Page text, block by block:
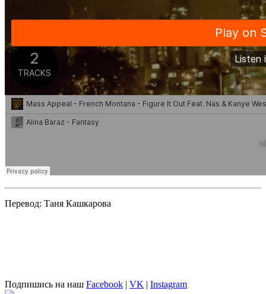
Перевод: Таня Кашкарова
Подпишись на наш Facebook | VK | Instagram